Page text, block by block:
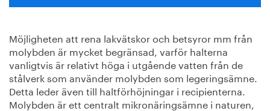
Möjligheten att rena lakvätskor och betsyror mm från
molybden är mycket begränsad, varför halterna
vanligtvis är relativt höga i utgående vatten från de
stålverk som använder molybden som legeringsämne.
Detta leder även till haltförhöjningar i recipienterna.
Molybden är ett centralt mikronäringsämne i naturen,